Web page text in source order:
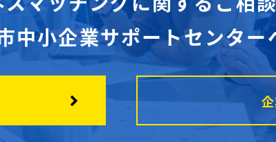
中小企業サポートセンター